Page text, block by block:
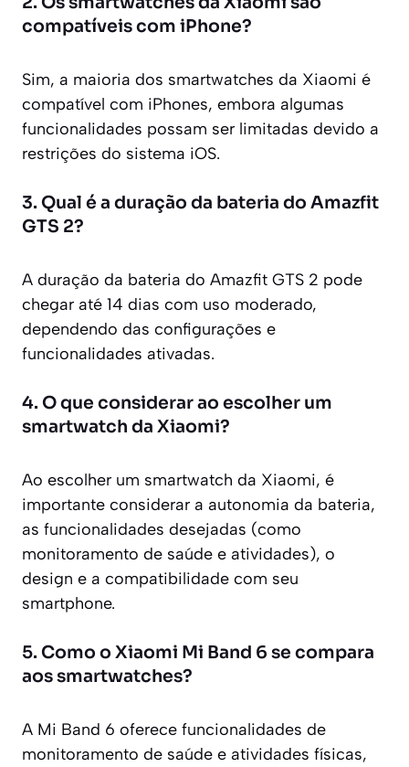
compatíveis com iPhone?
Sim, a maioria dos smartwatches da Xiaomi é
compatível com iPhones, embora algumas
funcionalidades possam ser limitadas devido a
restrições do sistema iOS.
3. Qual é a duração da bateria do Amazfit
GTS 2?
A duração da bateria do Amazfit GTS 2 pode
chegar até 14 dias com uso moderado,
dependendo das configurações e
funcionalidades ativadas.
4. O que considerar ao escolher um
smartwatch da Xiaomi?
Ao escolher um smartwatch da Xiaomi, é
importante considerar a autonomia da bateria,
as funcionalidades desejadas (como
monitoramento de saúde e atividades), o
design e a compatibilidade com seu
smartphone.
5. Como o Xiaomi Mi Band 6 se compara
aos smartwatches?
A Mi Band 6 oferece funcionalidades de
monitoramento de saúde e atividades físicas,